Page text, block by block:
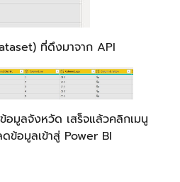
ที่ดึงมาจาก API
มูลจังหวัด เสร็จแล้วคลิกเมนู
ข้อมูลเข้าสู่ Power BI